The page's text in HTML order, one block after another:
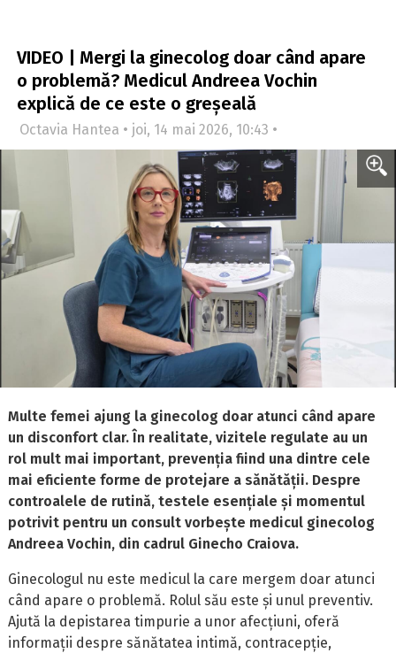
VIDEO | Mergi la ginecolog doar când apare
o problemă? Medicul Andreea Vochin
explică de ce este o greșeală
Octavia Hantea • joi, 14 mai 2026, 10:43 •
Multe femei ajung la ginecolog doar atunci când apare
un disconfort clar. În realitate, vizitele regulate au un
rol mult mai important, prevenția fiind una dintre cele
mai eficiente forme de protejare a sănătății. Despre
controalele de rutină, testele esențiale și momentul
potrivit pentru un consult vorbește medicul ginecolog
Andreea Vochin, din cadrul Ginecho Craiova.
Ginecologul nu este medicul la care mergem doar atunci
când apare o problemă. Rolul său este și unul preventiv.
Ajută la depistarea timpurie a unor afecțiuni, oferă
informații despre sănătatea intimă, contracepție,